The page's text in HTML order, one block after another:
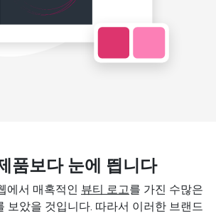
품보다 눈에 띕니다
에서 매혹적인 뷰티 로고를 가진 수많은
보았을 것입니다. 따라서 이러한 브랜드